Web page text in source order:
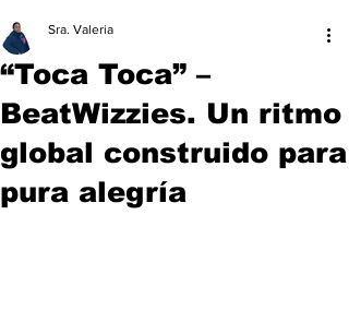
“Toca Toca” –
BeatWizzies. Un ritmo
global construido para
pura alegría
Sra. Valeria